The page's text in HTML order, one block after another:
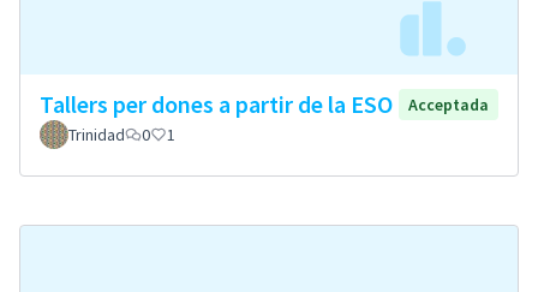
Tallers per dones a partir de la ESO
Acceptada
Trinidad
0 1